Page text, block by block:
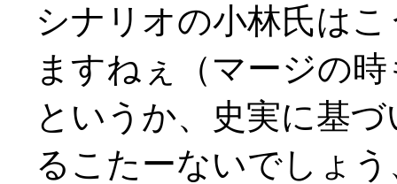
シナリオの小林氏は
ますねぇ（マージの
というか、史実に基
るこたーないでしょ